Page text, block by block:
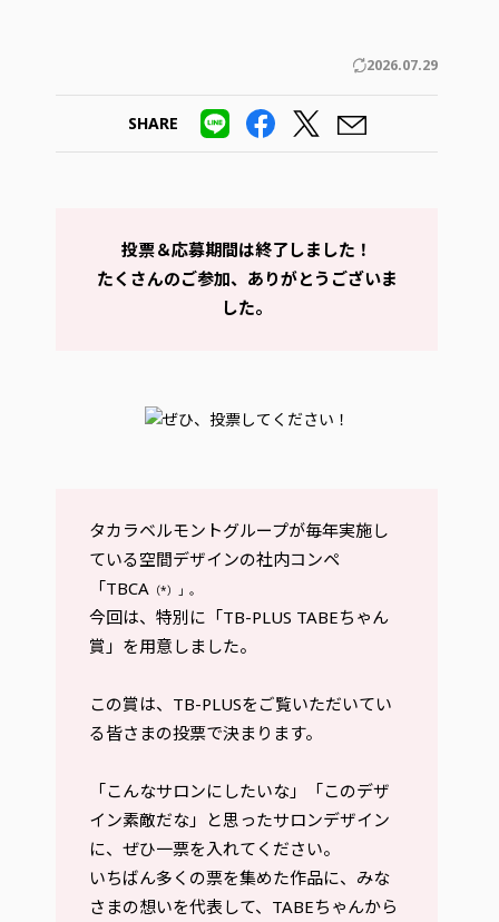
2026.07.29
SHARE
投票＆応募期間は終了しました！
たくさんのご参加、ありがとうございま
した。
タカラベルモントグループが毎年実施し
ている空間デザインの社内コンペ
「TBCA （*）」。
今回は、特別に「TB-PLUS TABEちゃん
賞」を用意しました。
この賞は、TB-PLUSをご覧いただいてい
る皆さまの投票で決まります。
「こんなサロンにしたいな」「このデザ
イン素敵だな」と思ったサロンデザイン
に、ぜひ一票を入れてください。
いちばん多くの票を集めた作品に、みな
さまの想いを代表して、TABEちゃんから